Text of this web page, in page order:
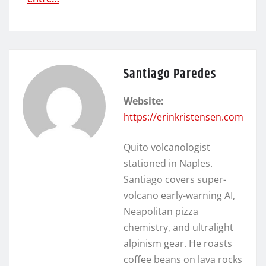
Santiago Paredes
Website:
https://erinkristensen.com
Quito volcanologist
stationed in Naples.
Santiago covers super-
volcano early-warning AI,
Neapolitan pizza
chemistry, and ultralight
alpinism gear. He roasts
coffee beans on lava rocks